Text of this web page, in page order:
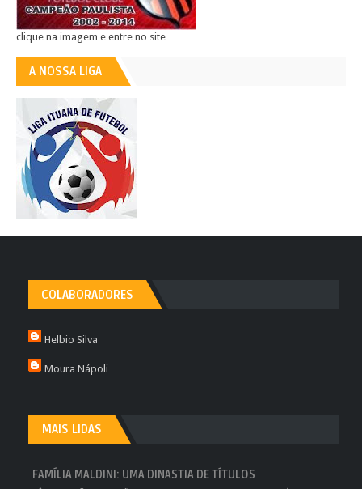
clique na imagem e entre no site
A NOSSA LIGA
COLABORADORES
Helbio Silva
Moura Nápoli
MAIS LIDAS
FAMÍLIA MALDINI: UMA DINASTIA DE TÍTULOS